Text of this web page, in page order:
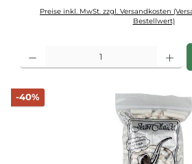
Preise inkl. MwSt. zzgl. Versandkosten
Bestellwert)
-40%Rabatt